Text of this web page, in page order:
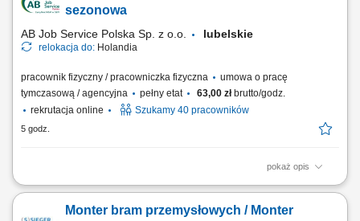
mechanicznych; Serwisować i naprawiać elektryczne układy napędowe
sezonowa
AB Job Service Polska Sp. z o.o. lubelskie
relokacja do: Holandia
pracownik fizyczny / pracowniczka fizyczna
umowa o pracę
tymczasową / agencyjna
pełny etat 63,00 złbrutto/godz.
rekrutacja online
Szukamy 40 pracowników
5 godz.
pokaż opis
Opis stanowiska Ręczny zbiór jabłek i gruszek w nowoczesnych
oraz drabin. Wstępna selekcja i przygotowanie owoców do transportu.
Monter bram przemysłowych / Monter